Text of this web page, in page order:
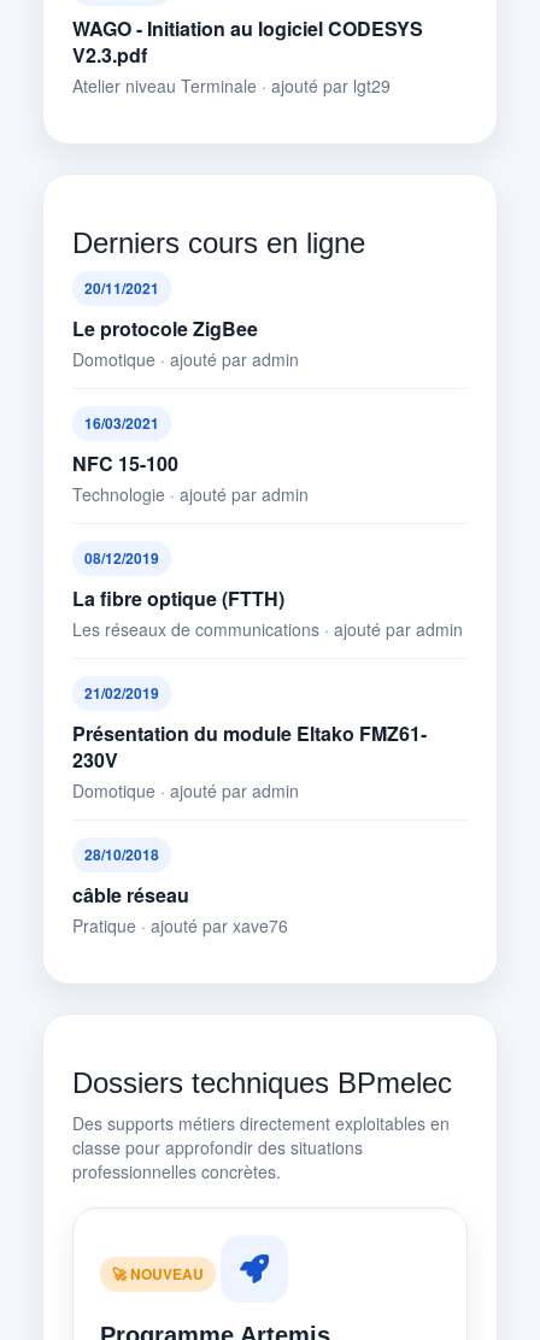
WAGO - Initiation au logiciel CODESYS
V2.3.pdf
Atelier niveau Terminale · ajouté par lgt29
Derniers cours en ligne
20/11/2021
Le protocole ZigBee
Domotique · ajouté par admin
16/03/2021
NFC 15-100
Technologie · ajouté par admin
08/12/2019
La fibre optique (FTTH)
Les réseaux de communications · ajouté par admin
21/02/2019
Présentation du module Eltako FMZ61-
230V
Domotique · ajouté par admin
28/10/2018
câble réseau
Pratique · ajouté par xave76
Dossiers techniques BPmelec
Des supports métiers directement exploitables en
classe pour approfondir des situations
professionnelles concrètes.
🚀 NOUVEAU